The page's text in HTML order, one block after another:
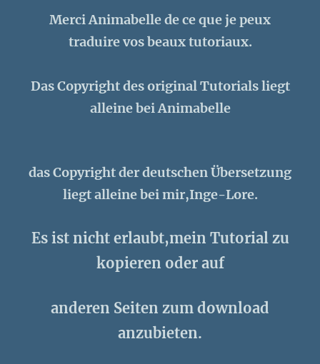
Merci Animabelle de ce que je peux
traduire vos beaux tutoriaux.
Das Copyright des original Tutorials liegt
alleine bei Animabelle
das Copyright der deutschen Übersetzung
liegt alleine bei mir,Inge-Lore.
Es ist nicht erlaubt,mein Tutorial zu
kopieren oder auf
anderen Seiten zum download
anzubieten.